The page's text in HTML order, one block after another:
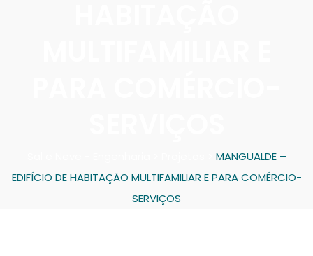
MANGUALDE –
EDIFÍCIO DE HABITAÇÃO MULTIFAMILIAR E PARA COMÉRCIO-
SERVIÇOS